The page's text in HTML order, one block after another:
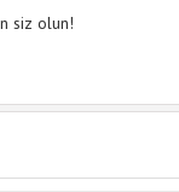
siz olun!